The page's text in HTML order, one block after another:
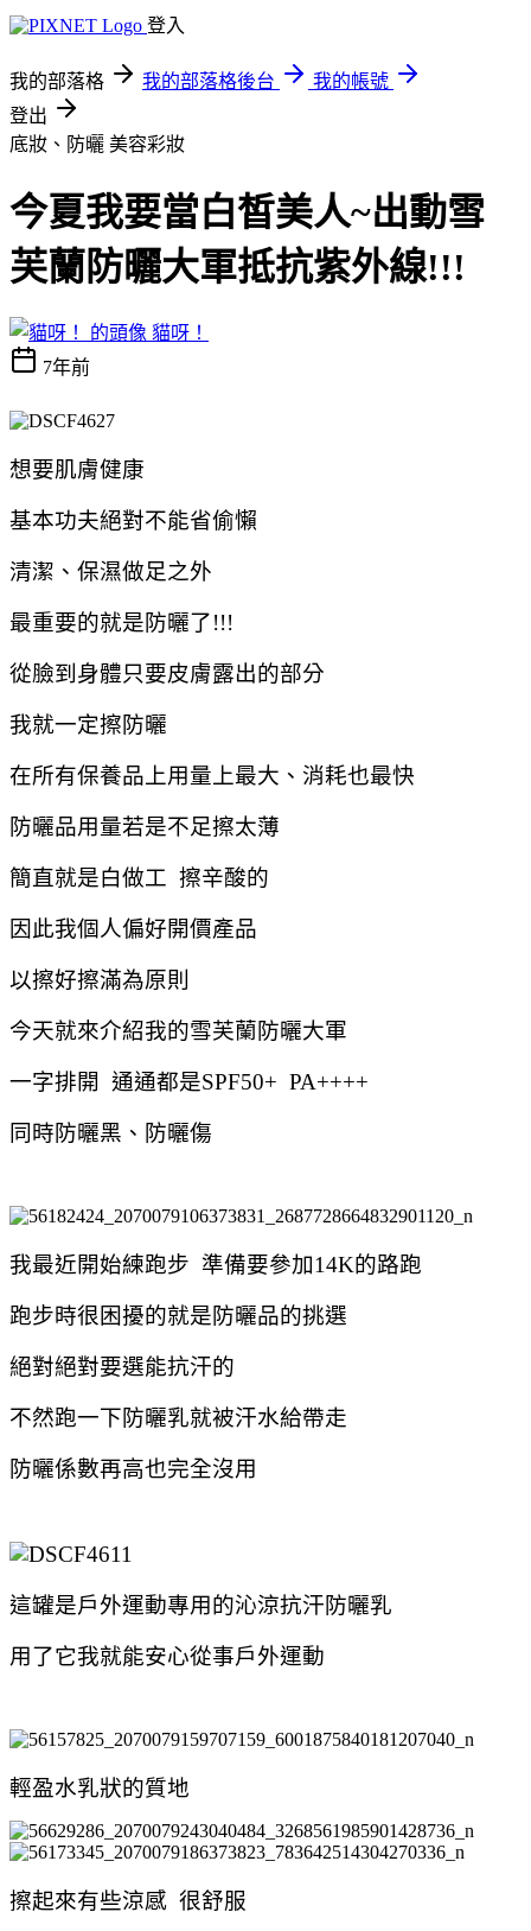
登入
我的部落格 我的部落格後台
我的帳號
登出
底妝、防曬 美容彩妝
今夏我要當白皙美人~出動雪
芙蘭防曬大軍抵抗紫外線!!!
貓呀！
7年前
想要肌膚健康
基本功夫絕對不能省偷懶
清潔、保濕做足之外
最重要的就是防曬了!!!
從臉到身體只要皮膚露出的部分
我就一定擦防曬
在所有保養品上用量上最大、消耗也最快
防曬品用量若是不足擦太薄
簡直就是白做工 擦辛酸的
因此我個人偏好開價產品
以擦好擦滿為原則
今天就來介紹我的雪芙蘭防曬大軍
一字排開 通通都是SPF50+ PA++++
同時防曬黑、防曬傷
我最近開始練跑步 準備要參加14K的路跑
跑步時很困擾的就是防曬品的挑選
絕對絕對要選能抗汗的
不然跑一下防曬乳就被汗水給帶走
防曬係數再高也完全沒用
這罐是戶外運動專用的沁涼抗汗防曬乳
用了它我就能安心從事戶外運動
輕盈水乳狀的質地
擦起來有些涼感 很舒服